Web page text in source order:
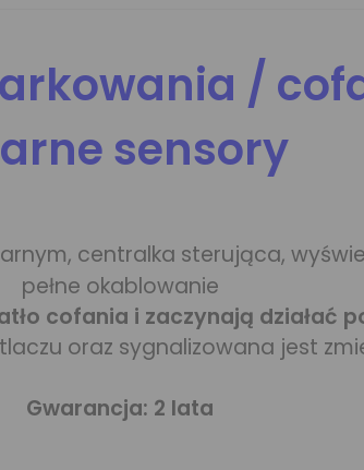
/
sensory
centralka sterująca,
pełne okablowanie
cofania i zaczynają działać
oraz sygnalizowana jest
Gwarancja: 2 lata